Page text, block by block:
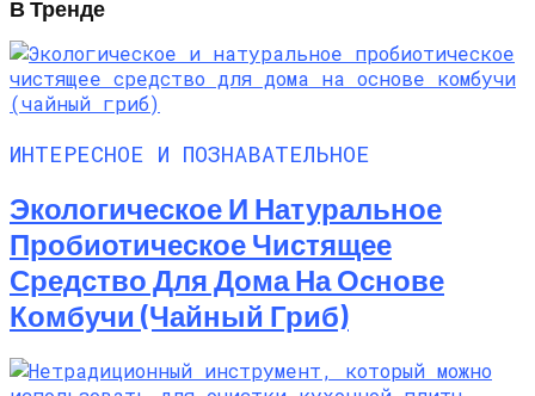
В Тренде
ИНТЕРЕСНОЕ И ПОЗНАВАТЕЛЬНОЕ
Экологическое И Натуральное
Пробиотическое Чистящее
Средство Для Дома На Основе
Комбучи (чайный Гриб)